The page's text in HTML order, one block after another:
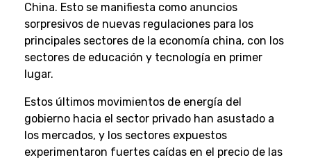
China. Esto se manifiesta como anuncios
sorpresivos de nuevas regulaciones para los
principales sectores de la economía china, con los
sectores de educación y tecnología en primer
lugar.
Estos últimos movimientos de energía del
gobierno hacia el sector privado han asustado a
los mercados, y los sectores expuestos
experimentaron fuertes caídas en el precio de las